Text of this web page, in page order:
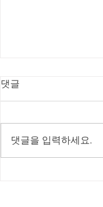
댓글
댓글을 입력하세요.